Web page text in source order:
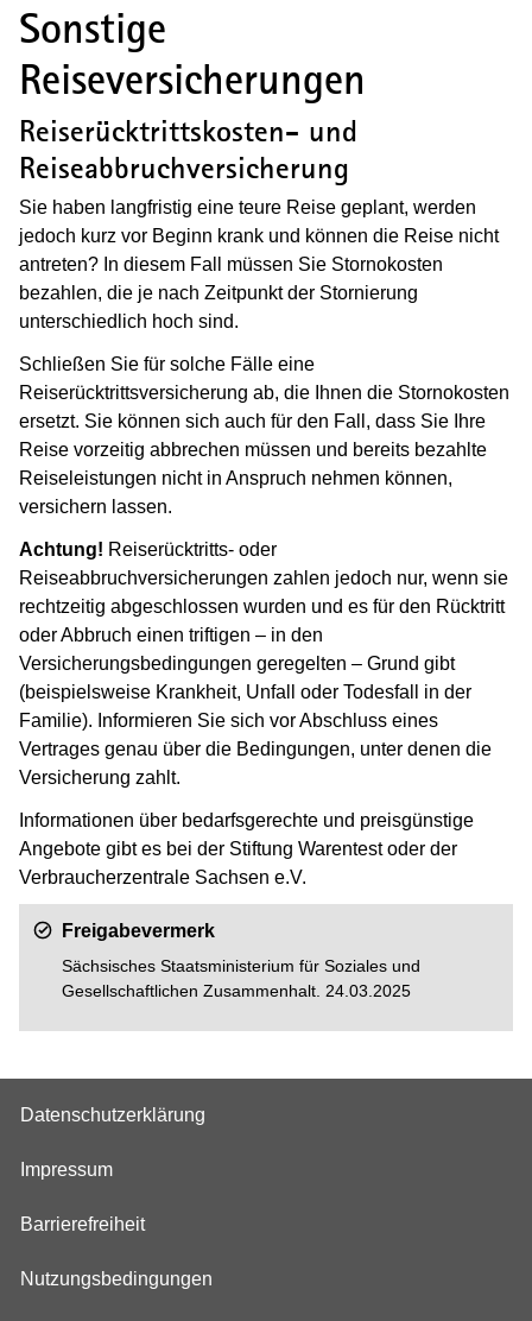
Sonstige
Reiseversicherungen
Reiserücktrittskosten- und
Reiseabbruchversicherung
Sie haben langfristig eine teure Reise geplant, werden
jedoch kurz vor Beginn krank und können die Reise nicht
antreten? In diesem Fall müssen Sie Stornokosten
bezahlen, die je nach Zeitpunkt der Stornierung
unterschiedlich hoch sind.
Schließen Sie für solche Fälle eine
Reiserücktrittsversicherung ab, die Ihnen die Stornokosten
ersetzt. Sie können sich auch für den Fall, dass Sie Ihre
Reise vorzeitig abbrechen müssen und bereits bezahlte
Reiseleistungen nicht in Anspruch nehmen können,
versichern lassen.
Achtung! Reiserücktritts- oder
Reiseabbruchversicherungen zahlen jedoch nur, wenn sie
rechtzeitig abgeschlossen wurden und es für den Rücktritt
oder Abbruch einen triftigen – in den
Versicherungsbedingungen geregelten – Grund gibt
(beispielsweise Krankheit, Unfall oder Todesfall in der
Familie). Informieren Sie sich vor Abschluss eines
Vertrages genau über die Bedingungen, unter denen die
Versicherung zahlt.
Informationen über bedarfsgerechte und preisgünstige
Angebote gibt es bei der Stiftung Warentest oder der
Verbraucherzentrale Sachsen e.V.
Freigabevermerk
Sächsisches Staatsministerium für Soziales und
Gesellschaftlichen Zusammenhalt. 24.03.2025
Datenschutzerklärung
Impressum
Barrierefreiheit
Nutzungsbedingungen